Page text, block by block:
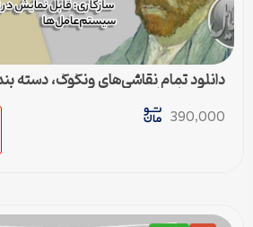
تصویر با کیفیت
390,000